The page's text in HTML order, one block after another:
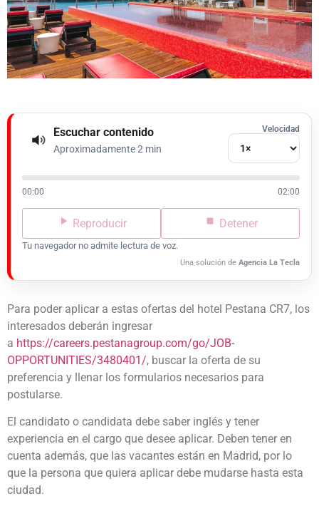
Escuchar contenido
Aproximadamente 2 min
Velocidad
00:00 02:00
Reproducir Detener
Tu navegador no admite lectura de voz.
Una solución de Agencia La Tecla
Para poder aplicar a estas ofertas del hotel Pestana CR7, los
interesados deberán ingresar
a https://careers.pestanagroup.com/go/JOB-
OPPORTUNITIES/3480401/, buscar la oferta de su
preferencia y llenar los formularios necesarios para
postularse.
El candidato o candidata debe saber inglés y tener
experiencia en el cargo que desee aplicar. Deben tener en
cuenta además, que las vacantes están en Madrid, por lo
que la persona que quiera aplicar debe mudarse hasta esta
ciudad.